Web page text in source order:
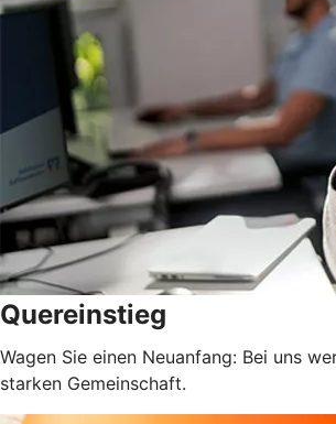
Quereinstieg
Wagen Sie einen Neuanfang: Bei uns
starken Gemeinschaft.